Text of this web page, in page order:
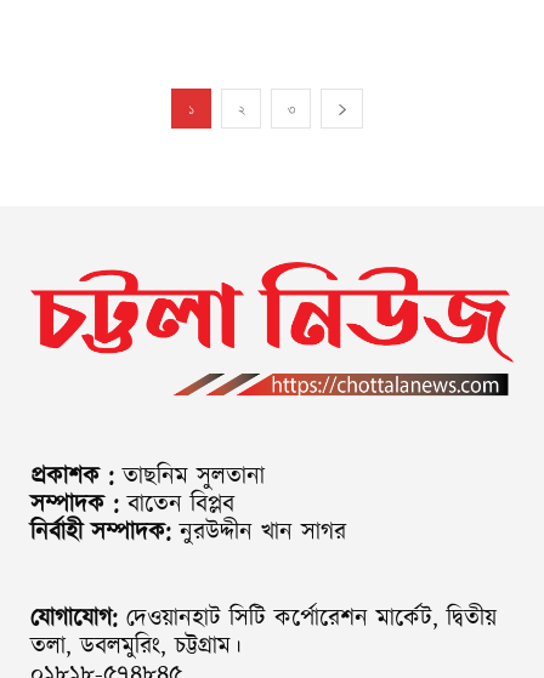
১ ২ ৩
প্রকাশক : তাছনিম সুলতানা
সম্পাদক : বাতেন বিপ্লব
নির্বাহী সম্পাদক: নুরউদ্দীন খান সাগর
যোগাযোগ: দেওয়ানহাট সিটি কর্পোরেশন মার্কেট, দ্বিতীয়
তলা, ডবলমুরিং, চট্টগ্রাম।